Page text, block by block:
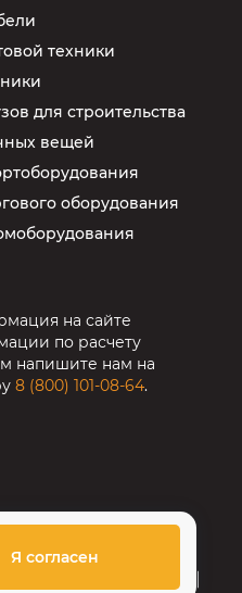
Я согласен
техники
для строительства
вещей
оборудования
на сайте
по расчету
напишите нам на
8 (800) 101-08-64.